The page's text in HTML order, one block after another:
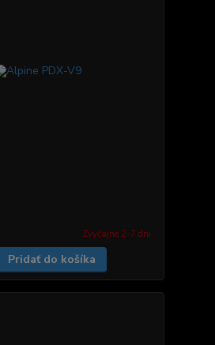
Zvyčajne 2-7 dni.
Pridať do košíka